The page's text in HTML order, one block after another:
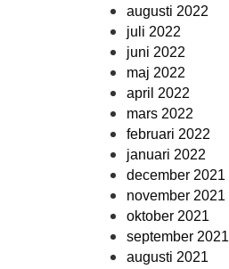
augusti 2022
juli 2022
juni 2022
maj 2022
april 2022
mars 2022
februari 2022
januari 2022
december 2021
november 2021
oktober 2021
september 2021
augusti 2021